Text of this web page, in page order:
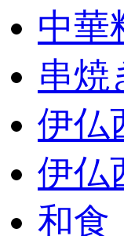
中華
串焼
伊仏
伊仏
和食